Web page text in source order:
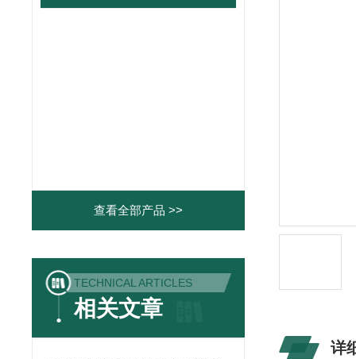
查看全部产品 >>
TECHNICAL ARTICLES
相关文章
详